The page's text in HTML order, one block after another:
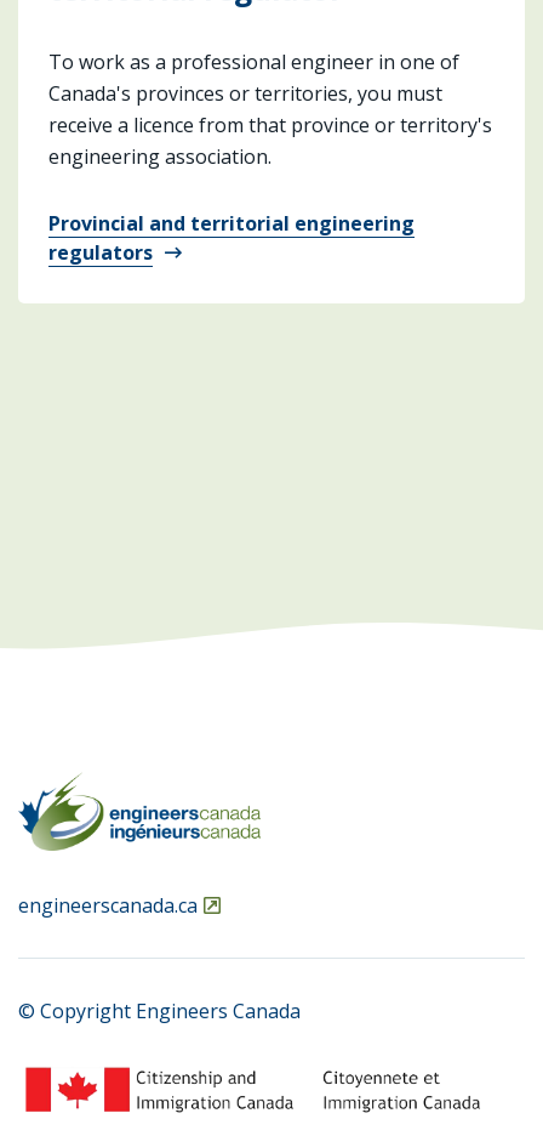
To work as a professional engineer in one of
Canada's provinces or territories, you must
receive a licence from that province or territory's
engineering association.
Provincial and territorial engineering
regulators
engineerscanada.ca
© Copyright Engineers Canada